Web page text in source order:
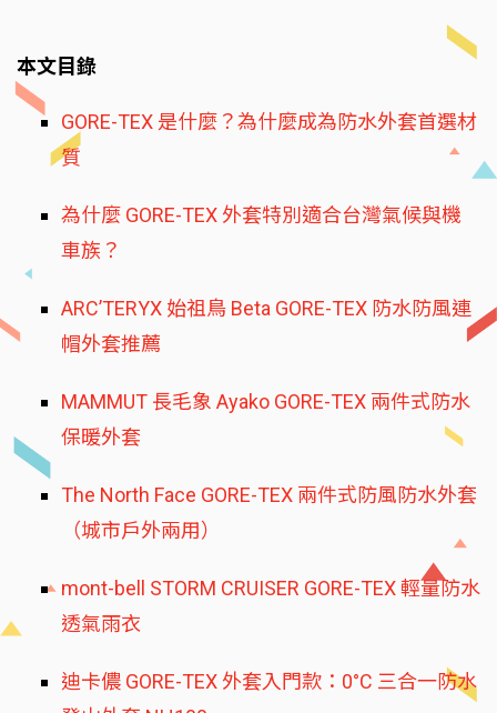
本文目錄
GORE-TEX 是什麼？為什麼成為防水外套首選材
質
為什麼 GORE-TEX 外套特別適合台灣氣候與機
車族？
ARC’TERYX 始祖鳥 Beta GORE-TEX 防水防風連
帽外套推薦
MAMMUT 長毛象 Ayako GORE-TEX 兩件式防水
保暖外套
The North Face GORE-TEX 兩件式防風防水外套
（城市戶外兩用）
mont-bell STORM CRUISER GORE-TEX 輕量防水
透氣雨衣
迪卡儂 GORE-TEX 外套入門款：0°C 三合一防水